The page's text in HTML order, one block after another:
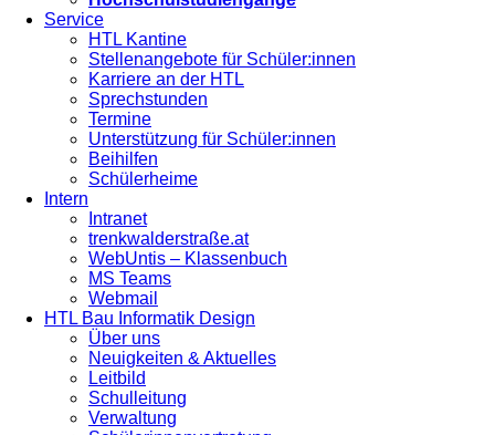
Service
HTL Kantine
Stellenangebote für Schüler:innen
Karriere an der HTL
Sprechstunden
Termine
Unterstützung für Schüler:innen
Beihilfen
Schülerheime
Intern
Intranet
trenkwalderstraße.at
WebUntis – Klassenbuch
MS Teams
Webmail
HTL Bau Informatik Design
Über uns
Neuigkeiten & Aktuelles
Leitbild
Schulleitung
Verwaltung